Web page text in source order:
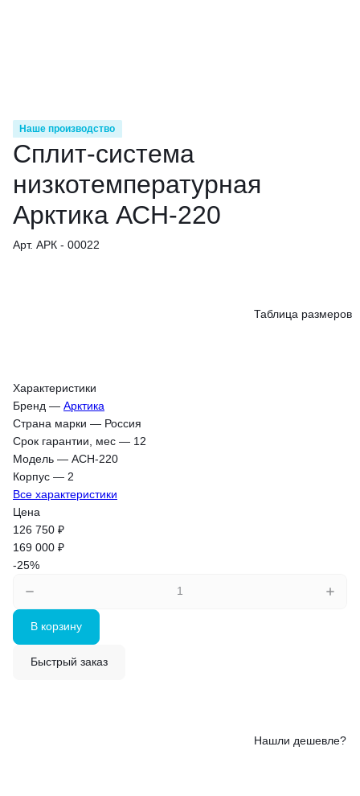
Наше производство
Сплит-система
низкотемпературная
Арктика АСН-220
Арт. АРК - 00022
Таблица размеров
Характеристики
Бренд — Арктика
Страна марки — Россия
Срок гарантии, мес — 12
Модель — АСН-220
Корпус — 2
Все характеристики
Цена
126 750 ₽
169 000 ₽
-25%
В корзину
Быстрый заказ
Нашли дешевле?